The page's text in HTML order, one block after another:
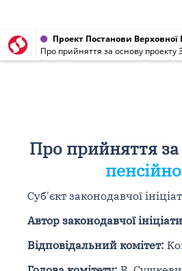
Проект Постанови